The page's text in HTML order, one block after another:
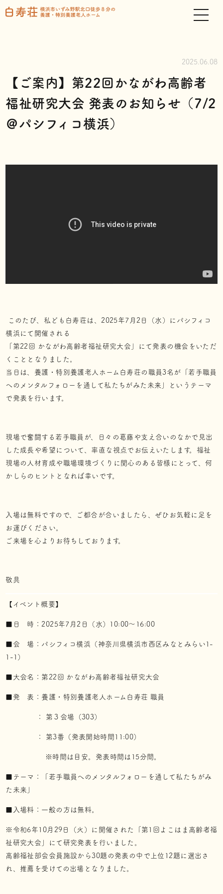
2025.06.08
【ご案内】第22回かながわ高齢者
福祉研究大会 発表のお知らせ（7/2
＠パシフィコ横浜）
このたび、私ども白寿荘は、2025年7月2日（水）にパシフィコ
横浜にて開催される
「第22回 かながわ高齢者福祉研究大会」にて発表の機会をいただ
くこととなりました。
当日は、養護・特別養護老人ホーム白寿荘の職員3名が「若手職員
へのメンタルフォローを通して私たちがみた未来」というテーマ
で発表を行います。
現場で奮闘する若手職員が、日々の葛藤や支え合いのなかで見出
した成長や希望について、率直な視点でお伝えいたします。福祉
現場の人材育成や職場環境づくりに関心のある皆様にとって、何
かしらのヒントとなれば幸いです。
入場は無料ですので、ご都合が合いましたら、ぜひお気軽に足を
お運びください。
ご来場を心よりお待ちしております。
敬具
【イベント概要】
■日 時：2025年7月2日（水）10:00〜16:00
■会 場：パシフィコ横浜（神奈川県横浜市西区みなとみらい1-
1-1）
■大会名：第22回 かながわ高齢者福祉研究大会
■発 表：養護・特別養護老人ホーム白寿荘 職員
： 第３会場（303）
： 第3番（発表開始時間11:00）
※時間は目安。発表時間は15分間。
■テーマ：「若手職員へのメンタルフォローを通して私たちがみ
た未来」
■入場料：一般の方は無料。
※令和6年10月29日（火）に開催された「第1回よこはま高齢者福
祉研究大会」にて研究発表を行いました。
高齢福祉部会会員施設から30題の発表の中で上位12題に選出さ
れ、推薦を受けての出場となりました。